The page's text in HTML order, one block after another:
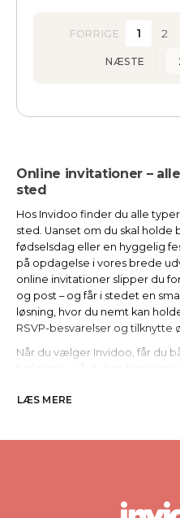
FORRIGE 1 2
NÆSTE
Online invitationer –
sted
Hos Invidoo finder du alle
sted. Uanset om du skal
fødselsdag eller en hyggelig
på opdagelse i vores brede
online invitationer slipper du
og post – og får i stedet en
løsning, hvor du nemt kan
RSVP-besvarelser og tilknytte
Når du vælger Invidoo, får du
gæster kan med få klik svare
overblik over, hvem der
LÆS MERE